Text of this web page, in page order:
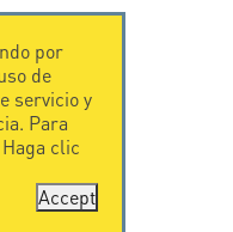
por
de
servicio y
Para
Haga clic
Accept